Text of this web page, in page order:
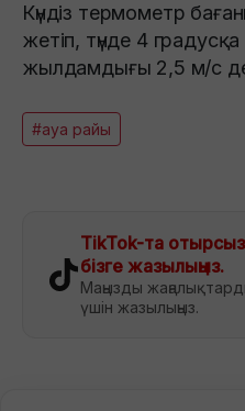
Күндіз термометр
жетіп, түнде 4 градусқа
жылдамдығы 2,5 м/с
#ауа райы
TikTok-та
бізге жазылыңыз.
Маңызды
үшін жазылыңыз.